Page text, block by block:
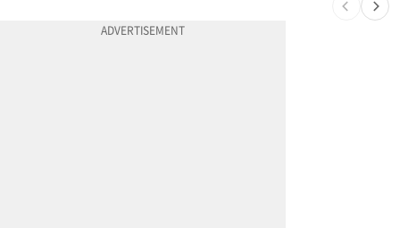
'14년째 도피' 한인 간호사 공개 수배…메디케어 사기 유죄